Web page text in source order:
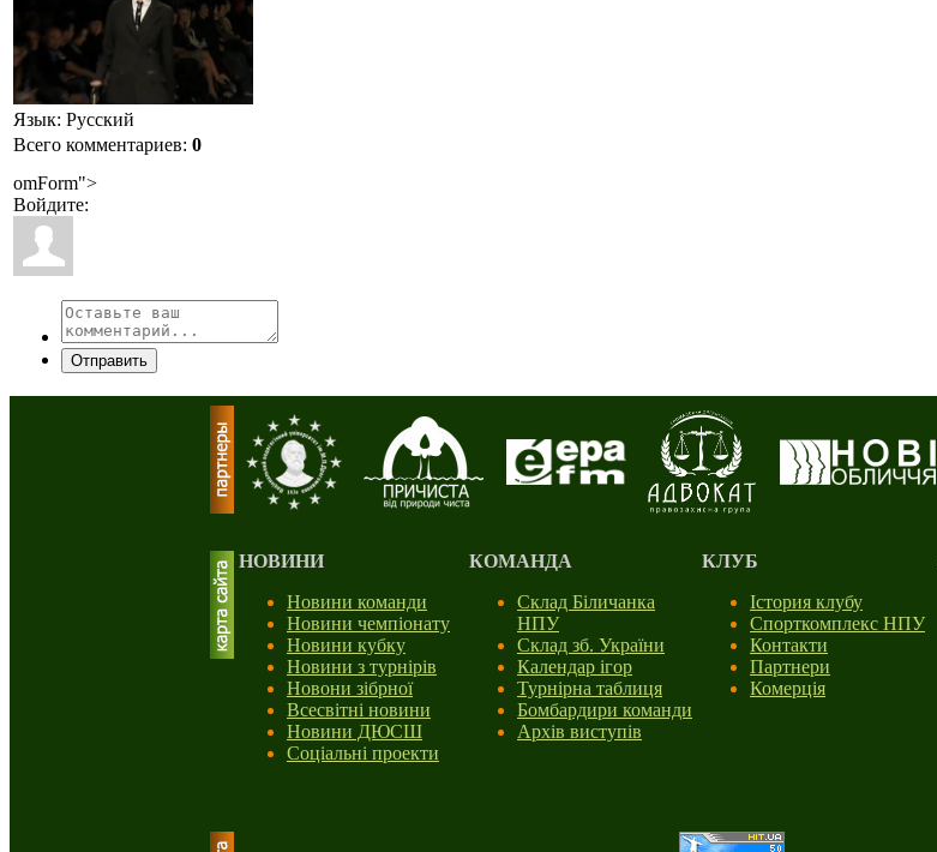
Язык: Русский
Всего комментариев: 0
omForm">
Войдите:
Отправить
НОВИНИ
Новини команди
Новини чемпіонату
Новини кубку
Новини з турнірів
Новони зібрної
Всесвітні новини
Новини ДЮСШ
Соціальні проекти
КОМАНДА
Склад Біличанка
НПУ
Склад зб. України
Календар ігор
Турнірна таблиця
Бомбардири команди
Архів виступів
КЛУБ
Істория клубу
Спорткомплекс НПУ
Контакти
Партнери
Комерція